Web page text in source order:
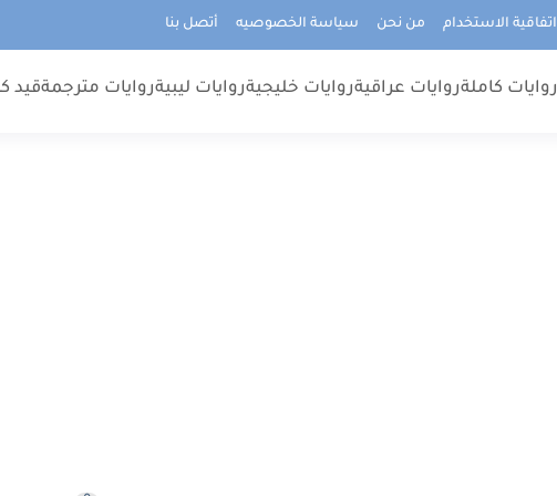
اتفاقية الاستخدام من نحن سياسة الخصوصيه أتصل بنا
روايات كاملةروايات عراقيةروايات خليجيةروايات ليبيةروايات مترجمةقيد